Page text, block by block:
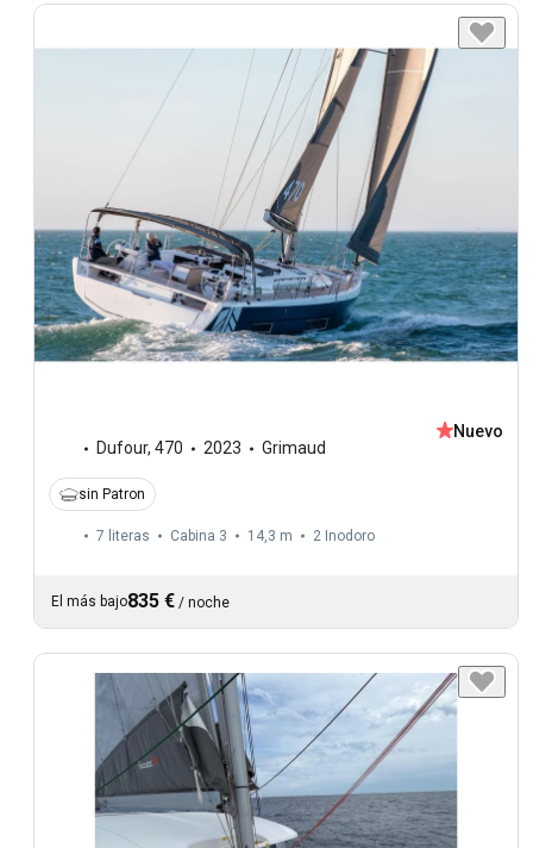
Dufour, 470 2023 Grimaud
Nuevo
sin Patron
7 literas Cabina 3 14,3 m 2 Inodoro
El más bajo835 € / noche